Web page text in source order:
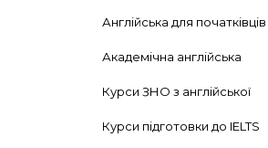
Англійська для початківців
Академічна англійська
Курси ЗНО з англійської
Курси підготовки до IELTS